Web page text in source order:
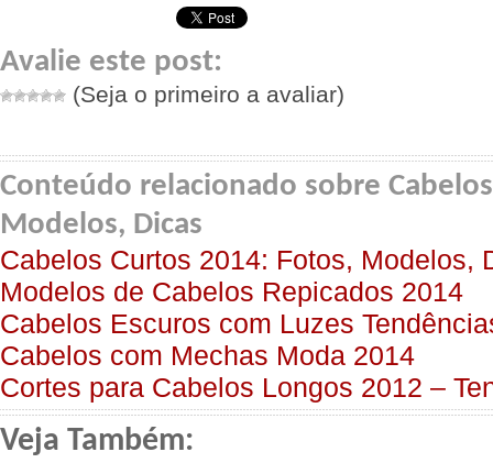
Avalie este post:
(Seja o primeiro a avaliar)
Conteúdo relacionado sobre
Modelos, Dicas
Cabelos Curtos 2014: Fotos, Modelos,
Modelos de Cabelos Repicados 2014
Cabelos Escuros com Luzes
Cabelos com Mechas Moda 2014
Cortes para Cabelos Longos 2012 –
Veja Também: